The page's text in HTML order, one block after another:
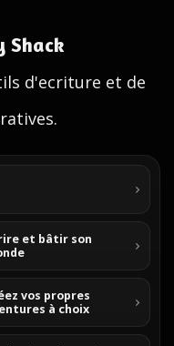
Shack
d'ecriture et de
et bâtir son
vos propres
à choix